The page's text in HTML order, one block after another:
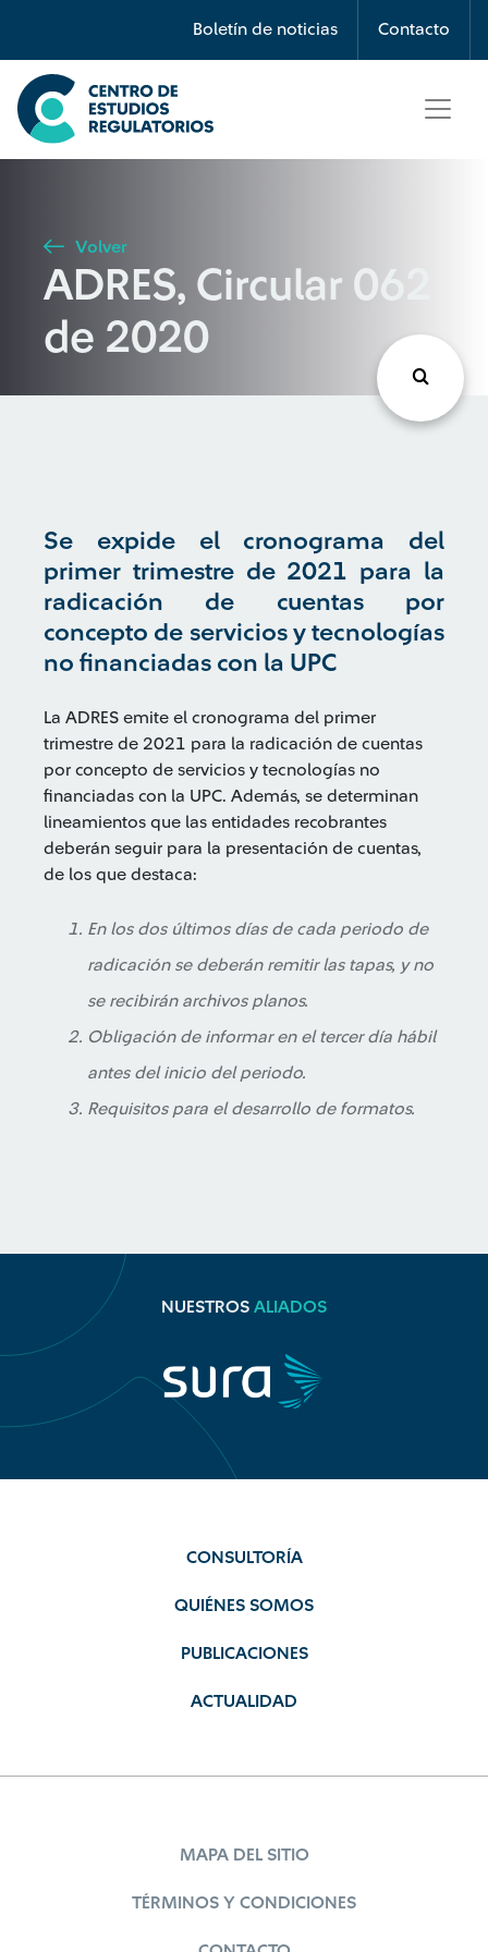
Boletín de noticias Contacto
Búsqueda
Seleccione país
Buscar
Volver
ADRES, Circular 062
de 2020
Se expide el cronograma del
primer trimestre de 2021 para la
radicación de cuentas por
concepto de servicios y tecnologías
no financiadas con la UPC
La ADRES emite el cronograma del primer
trimestre de 2021 para la radicación de cuentas
por concepto de servicios y tecnologías no
financiadas con la UPC. Además, se determinan
lineamientos que las entidades recobrantes
deberán seguir para la presentación de cuentas,
de los que destaca:
En los dos últimos días de cada periodo de
radicación se deberán remitir las tapas, y no
se recibirán archivos planos.
Obligación de informar en el tercer día hábil
antes del inicio del periodo.
Requisitos para el desarrollo de formatos.
NUESTROS ALIADOS
CONSULTORÍA
QUIÉNES SOMOS
PUBLICACIONES
ACTUALIDAD
MAPA DEL SITIO
TÉRMINOS Y CONDICIONES